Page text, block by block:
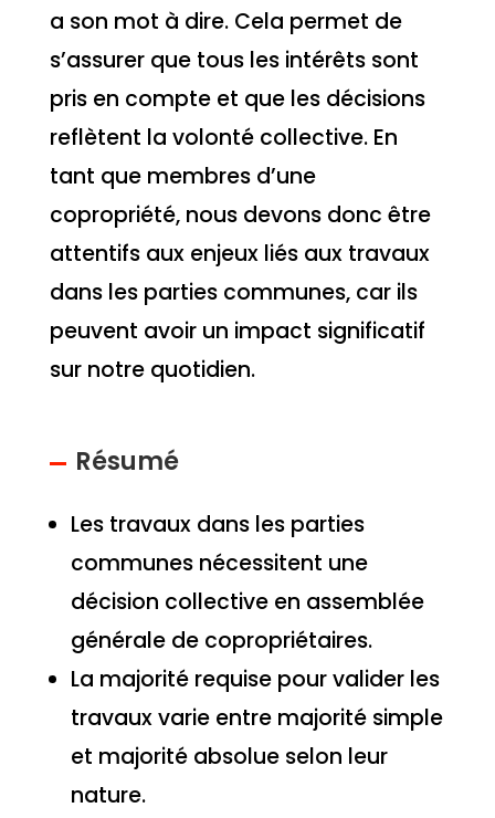
a son mot à dire. Cela permet de
s’assurer que tous les intérêts sont
pris en compte et que les décisions
reflètent la volonté collective. En
tant que membres d’une
copropriété, nous devons donc être
attentifs aux enjeux liés aux travaux
dans les parties communes, car ils
peuvent avoir un impact significatif
sur notre quotidien.
Résumé
Les travaux dans les parties
communes nécessitent une
décision collective en assemblée
générale de copropriétaires.
La majorité requise pour valider les
travaux varie entre majorité simple
et majorité absolue selon leur
nature.